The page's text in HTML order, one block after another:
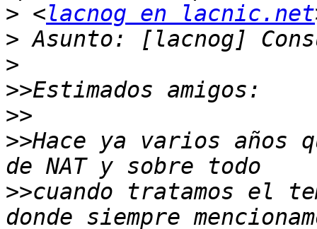
> <lacnog en lacnic.net
>
>
>>
>>
>>Hace ya varios años
>>cuando tratamos el